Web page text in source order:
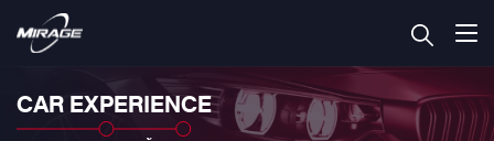
CAR EXPERIENCE